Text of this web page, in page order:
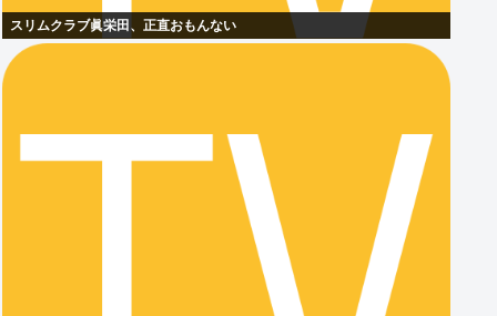
スリムクラブ眞栄田、正直おもんない